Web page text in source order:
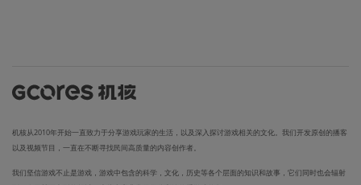
机核从2010年开始一直致力于分享游戏玩家的生活，以及深入探讨游戏相关的文化。我们开发原创的播客
以及视频节目，一直在不断寻找民间高质量的内容创作者。
我们坚信游戏不止是游戏，游戏中包含的科学，文化，历史等各个层面的知识和故事，它们同时也会辐射